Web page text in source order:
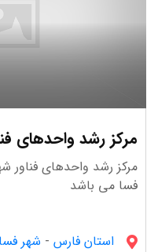
مرکز رشد واحدهای
مرکز رشد واحدهای فناور
فسا می باشد
استان فارس - شهر فسا